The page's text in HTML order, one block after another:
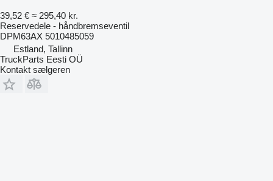
39,52 € ≈ 295,40 kr.
Reservedele - håndbremseventil
DPM63AX 5010485059
Estland, Tallinn
TruckParts Eesti OÜ
Kontakt sælgeren